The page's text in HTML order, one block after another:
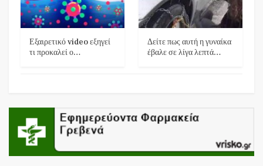
Εξαιρετικό video εξηγεί
τι προκαλεί ο…
Δείτε πως αυτή η γυναίκα
έβαλε σε λίγα λεπτά…